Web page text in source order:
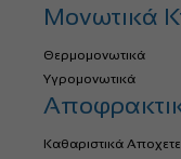
Μονωτικά
Θερμομονωτικά
Υγρομονωτικά
Καθαριστικά